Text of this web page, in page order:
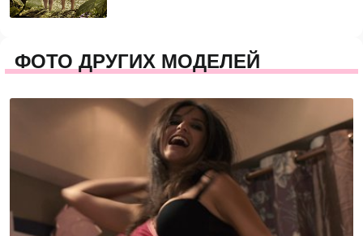
ФОТО ДРУГИХ МОДЕЛЕЙ